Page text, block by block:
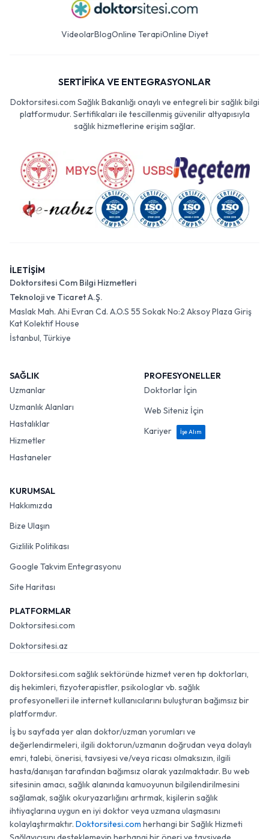
VideolarBlogOnline TerapiOnline Diyet
SERTİFİKA VE ENTEGRASYONLAR
Doktorsitesi.com Sağlık Bakanlığı onaylı ve entegreli bir sağlık bilgi
platformudur. Sertifikaları ile tescillenmiş güvenilir altyapısıyla
sağlık hizmetlerine erişim sağlar.
İLETİŞİM
Doktorsitesi Com Bilgi Hizmetleri
Teknoloji ve Ticaret A.Ş.
Maslak Mah. Ahi Evran Cd. A.O.S 55 Sokak No:2 Aksoy Plaza Giriş
Kat Kolektif House
İstanbul, Türkiye
SAĞLIK
Uzmanlar
Uzmanlık Alanları
Hastalıklar
Hizmetler
Hastaneler
PROFESYONELLER
Doktorlar İçin
Web Siteniz İçin
Kariyer
İşe Alım
KURUMSAL
Hakkımızda
Bize Ulaşın
Gizlilik Politikası
Google Takvim Entegrasyonu
Site Haritası
PLATFORMLAR
Doktorsitesi.com
Doktorsitesi.az
Doktorsitesi.com sağlık sektöründe hizmet veren tıp doktorları,
diş hekimleri, fizyoterapistler, psikologlar vb. sağlık
profesyonelleri ile internet kullanıcılarını buluşturan bağımsız bir
platformdur.
İş bu sayfada yer alan doktor/uzman yorumları ve
değerlendirmeleri, ilgili doktorun/uzmanın doğrudan veya dolaylı
emri, talebi, önerisi, tavsiyesi ve/veya ricası olmaksızın, ilgili
hasta/danışan tarafından bağımsız olarak yazılmaktadır. Bu web
sitesinin amacı, sağlık alanında kamuoyunun bilgilendirilmesini
sağlamak, sağlık okuryazarlığını artırmak, kişilerin sağlık
ihtiyaçlarına uygun en iyi doktor veya uzmana ulaşmasını
kolaylaştırmaktır. Doktorsitesi.com herhangi bir Sağlık Hizmeti